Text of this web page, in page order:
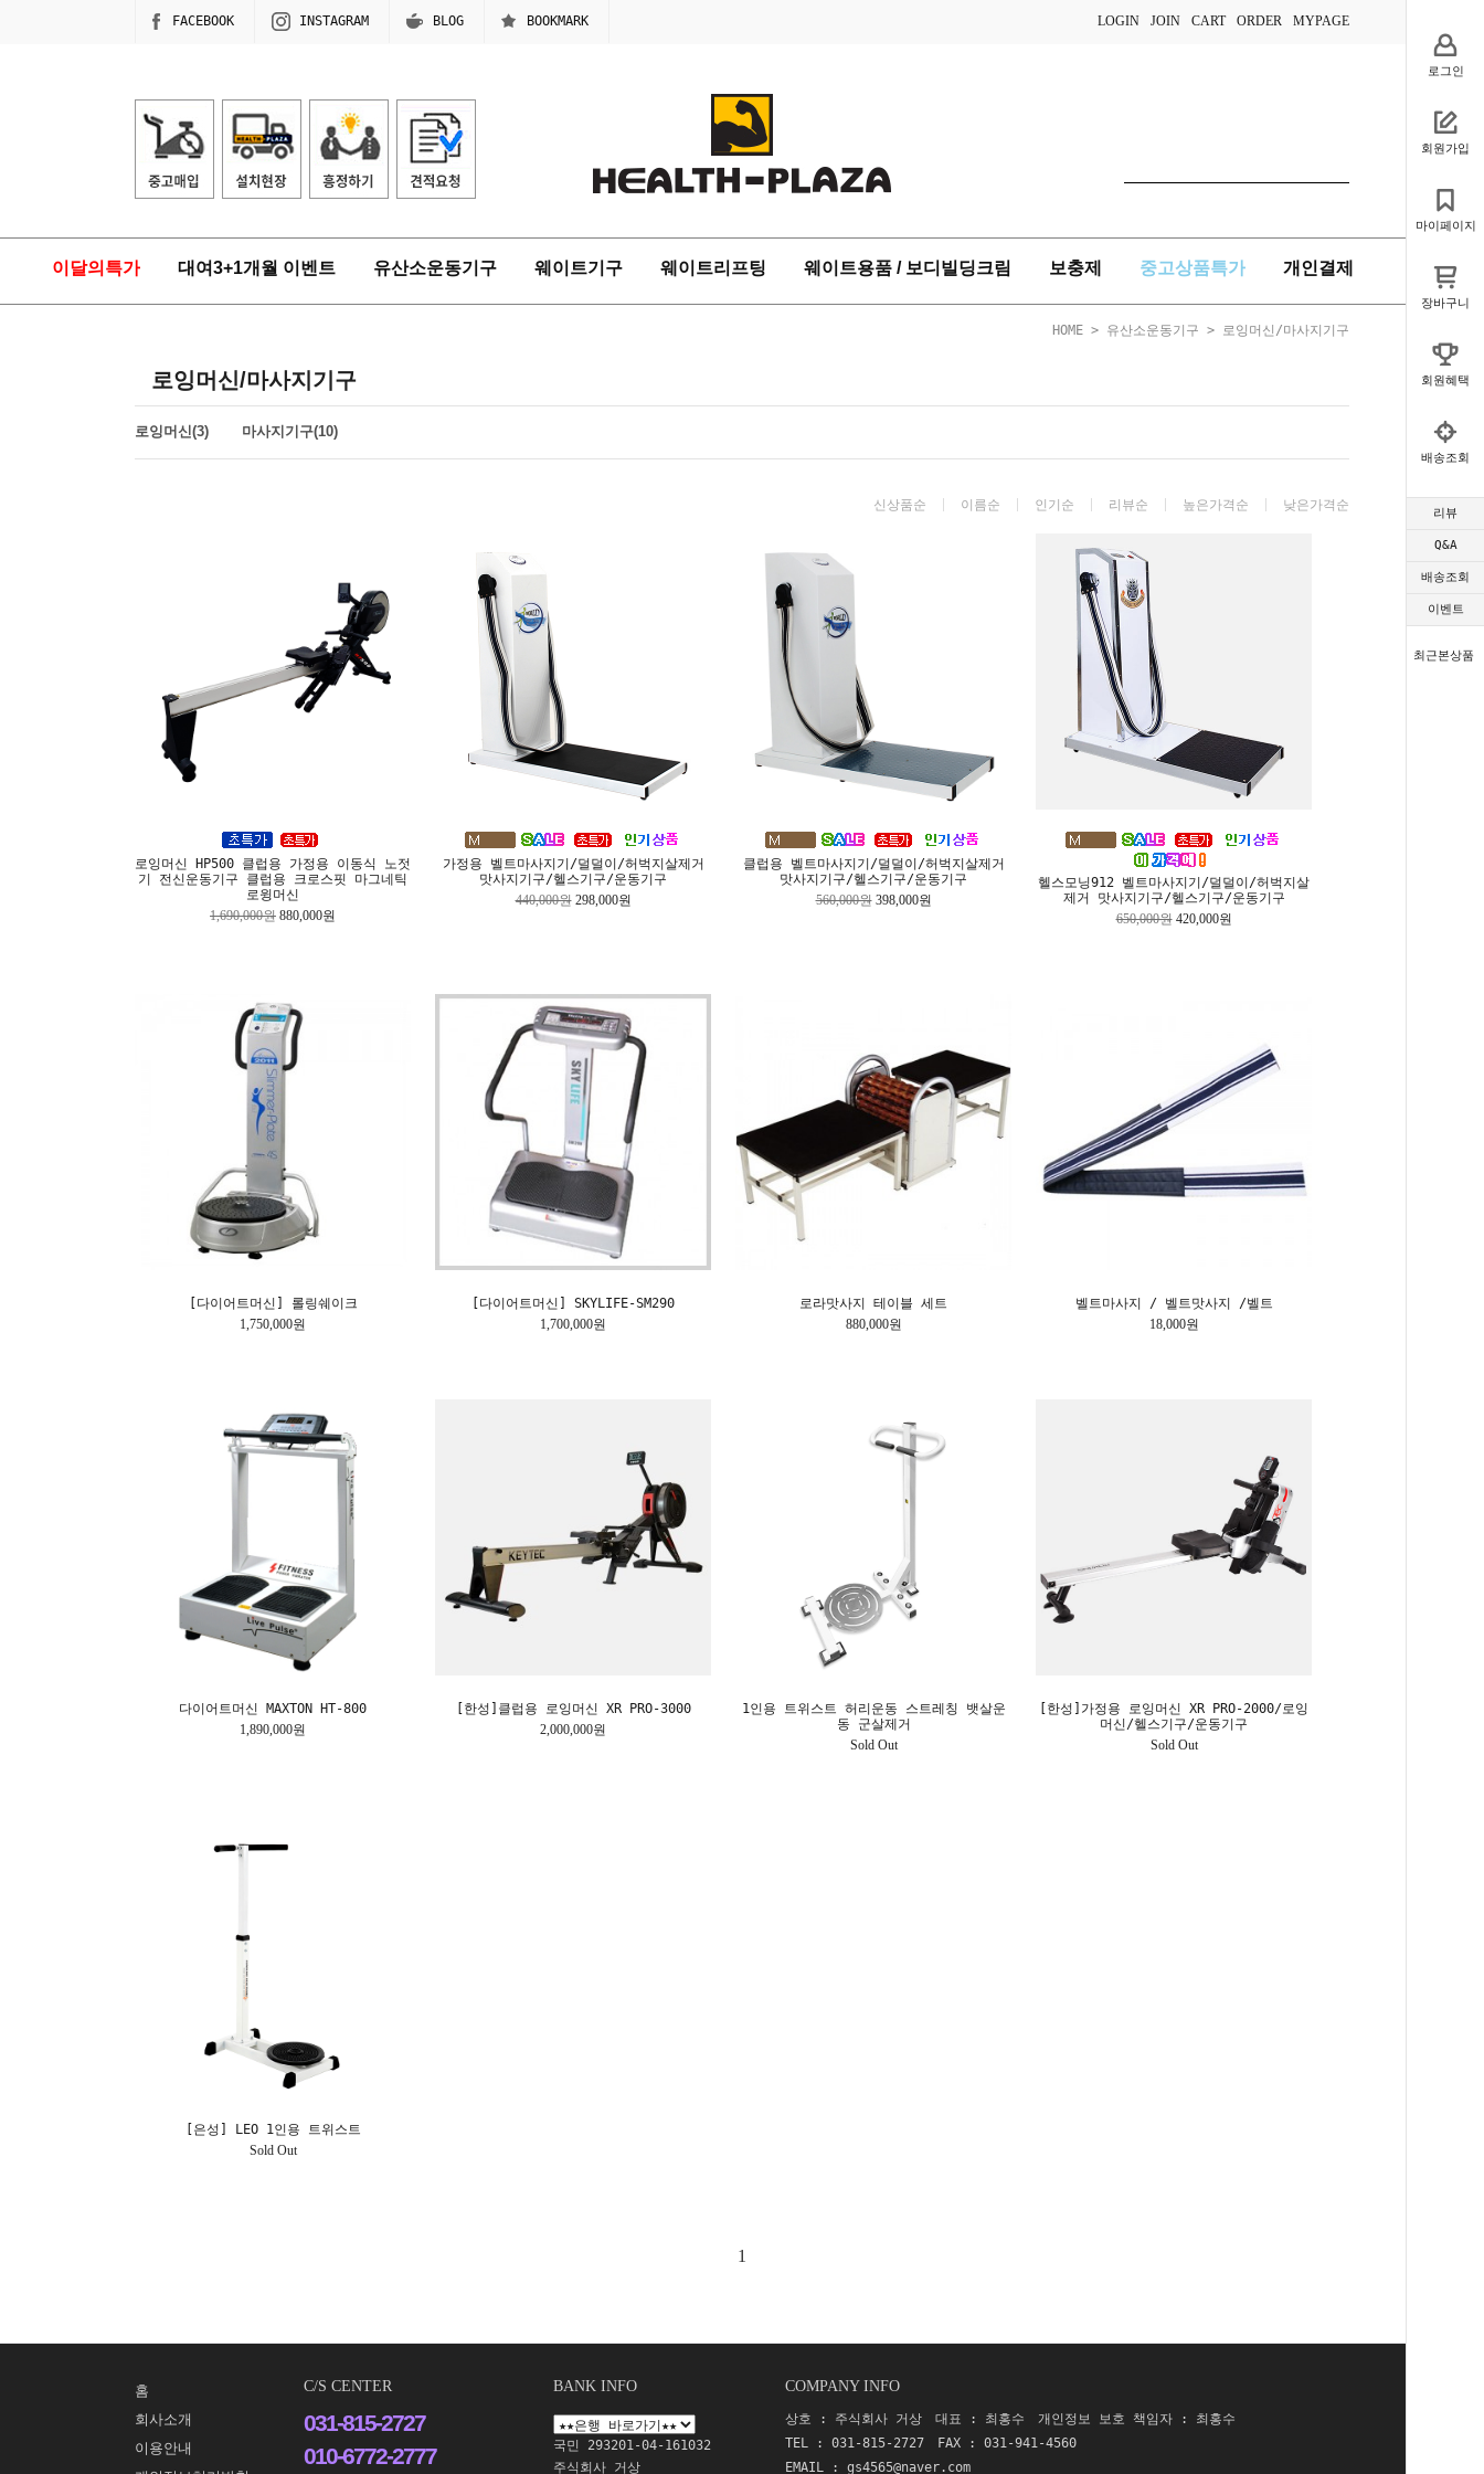
로그인
회원가입
마이페이지
장바구니
회원혜택
배송조회
리뷰
Q&A
배송조회
이벤트
최근본상품
FACEBOOK INSTAGRAM BLOG BOOKMARK LOGIN JOIN CART ORDER MYPAGE
이달의특가 대여3+1개월 이벤트 유산소운동기구 웨이트기구 웨이트리프팅 웨이트용품 / 보디빌딩크림 보충제 중고상품특가 개인결제
HOME > 유산소운동기구 > 로잉머신/마사지기구
로잉머신/마사지기구
로잉머신(3) 마사지기구(10)
신상품순 이름순 인기순 리뷰순 높은가격순 낮은가격순
로잉머신 HP500 클럽용 가정용 이동식 노젓
기 전신운동기구 클럽용 크로스핏 마그네틱
로윙머신
1,690,000원 880,000원
가정용 벨트마사지기/덜덜이/허벅지살제거
맛사지기구/헬스기구/운동기구
440,000원 298,000원
클럽용 벨트마사지기/덜덜이/허벅지살제거
맛사지기구/헬스기구/운동기구
560,000원 398,000원
헬스모닝912 벨트마사지기/덜덜이/허벅지살
제거 맛사지기구/헬스기구/운동기구
650,000원 420,000원
[다이어트머신] 롤링쉐이크
1,750,000원
[다이어트머신] SKYLIFE-SM290
1,700,000원
로라맛사지 테이블 세트
880,000원
벨트마사지 / 벨트맛사지 /벨트
18,000원
다이어트머신 MAXTON HT-800
1,890,000원
[한성]클럽용 로잉머신 XR PRO-3000
2,000,000원
1인용 트위스트 허리운동 스트레칭 뱃살운
동 군살제거
Sold Out
[한성]가정용 로잉머신 XR PRO-2000/로잉
머신/헬스기구/운동기구
Sold Out
[은성] LEO 1인용 트위스트
Sold Out
1
홈
회사소개
이용안내
C/S CENTER
031-815-2727
010-6772-2777
BANK INFO
국민 293201-04-161032
주식회사 거상
COMPANY INFO
상호 : 주식회사 거상 대표 : 최홍수
개인정보 보호 책임자 : 최홍수
TEL : 031-815-2727
FAX : 031-941-4560
EMAIL : gs4565@naver.com